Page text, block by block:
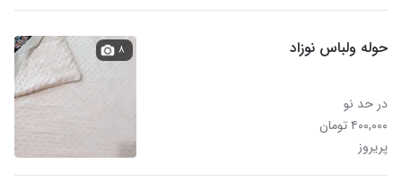
حوله ولباس نوزاد
در حد نو
۴۰۰,۰۰۰ تومان
پریروز
۸